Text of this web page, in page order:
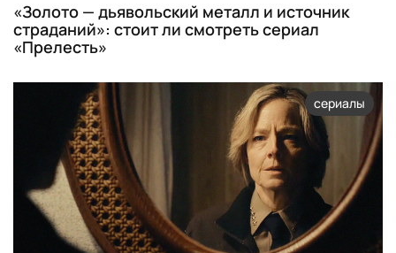
«Золото — дьявольский металл и источник
страданий»: стоит ли смотреть сериал
«Прелесть»
сериалы